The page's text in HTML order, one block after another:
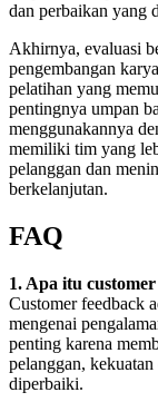
dan perbaikan yang
Akhirnya, evaluasi
pengembangan
pelatihan yang
pentingnya umpan
menggunakannya
memiliki tim yang
pelanggan dan
berkelanjutan.
FAQ
1. Apa itu
Customer feedback
mengenai
penting karena
pelanggan,
diperbaiki.